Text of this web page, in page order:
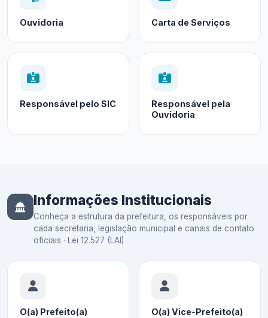
Ouvidoria Carta de Serviços
Responsável pelo SIC
Responsável pela
Ouvidoria
Informações Institucionais
Conheça a estrutura da prefeitura, os responsáveis por
cada secretaria, legislação municipal e canais de contato
oficiais · Lei 12.527 (LAI)
O(a) Prefeito(a) O(a) Vice-Prefeito(a)